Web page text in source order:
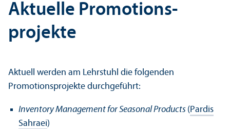
Aktuelle Promotions­
projekte
Aktuell werden am Lehr­stuhl die folgenden
Promotions­projekte durchgeführt:
Inventory Management for Seasonal Products (Pardis
Sahraei)